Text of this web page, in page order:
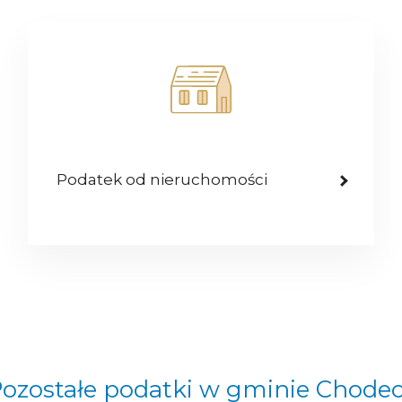
Podatek od nieruchomości
podatki w gminie